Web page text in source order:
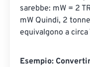
sarebbe: mW = 2
mW Quindi, 2
equivalgono a
Esempio: